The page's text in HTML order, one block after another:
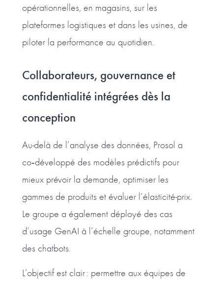
opérationnelles, en magasins, sur les
plateformes logistiques et dans les usines, de
piloter la performance au quotidien.
Collaborateurs, gouvernance et
confidentialité intégrées dès la
conception
Au-delà de l’analyse des données, Prosol a
co‑développé des modèles prédictifs pour
mieux prévoir la demande, optimiser les
gammes de produits et évaluer l’élasticité-prix.
Le groupe a également déployé des cas
d’usage GenAI à l’échelle groupe, notamment
des chatbots.
L’objectif est clair : permettre aux équipes de